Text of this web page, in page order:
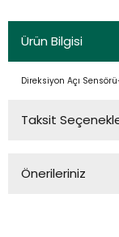
Ürün Bilgisi
Direksiyon Açı
Taksit
Önerileriniz